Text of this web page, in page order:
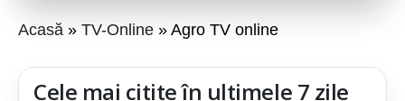
Acasă TV-Online Agro TV online
Cele mai citite în ultimele 7 zile